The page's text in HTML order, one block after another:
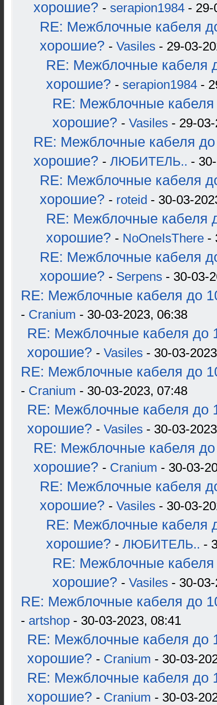
хорошие? - serapion1984 - 29-
RE: Межблочные кабеля
хорошие? - Vasiles - 29-03-
RE: Межблочные кабеля
хорошие? - serapion1984 -
RE: Межблочные кабеля
хорошие? - Vasiles - 29-
RE: Межблочные кабеля до
хорошие? - ЛЮБИТЕЛЬ.. -
RE: Межблочные кабеля
хорошие? - roteid - 30-03-
RE: Межблочные кабеля
хорошие? - NoOneIsThere -
RE: Межблочные кабеля
хорошие? - Serpens - 30-03-
RE: Межблочные кабеля до
- Cranium - 30-03-2023, 06:38
RE: Межблочные кабеля до
хорошие? - Vasiles - 30-03-
RE: Межблочные кабеля до
- Cranium - 30-03-2023, 07:48
RE: Межблочные кабеля до
хорошие? - Vasiles - 30-03-
RE: Межблочные кабеля до
хорошие? - Cranium - 30-03-
RE: Межблочные кабеля
хорошие? - Vasiles - 30-03-
RE: Межблочные кабеля
хорошие? - ЛЮБИТЕЛЬ.. -
RE: Межблочные кабеля
хорошие? - Vasiles - 30-
RE: Межблочные кабеля до
- artshop - 30-03-2023, 08:41
RE: Межблочные кабеля до
хорошие? - Cranium - 30-03-
RE: Межблочные кабеля до
хорошие? - Cranium - 30-03-